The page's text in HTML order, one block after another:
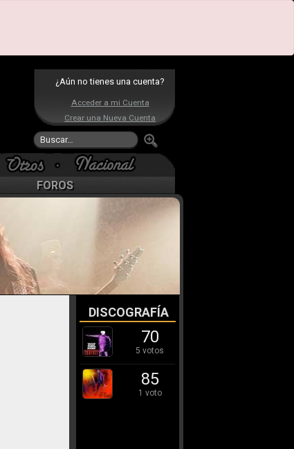
¿Aún no tienes una cuenta?
Acceder a mi Cuenta
Crear una Nueva Cuenta
FOROS
DISCOGRAFÍA
70
5 votos
85
1 voto